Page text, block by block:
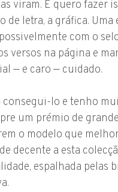
viram. E quero fazer
de letra, a gráfica.
com o
versos na página e
— e caro — cuidado.
consegui-lo e tenho
um prémio de
o modelo que
decente a esta
espalhada pelas